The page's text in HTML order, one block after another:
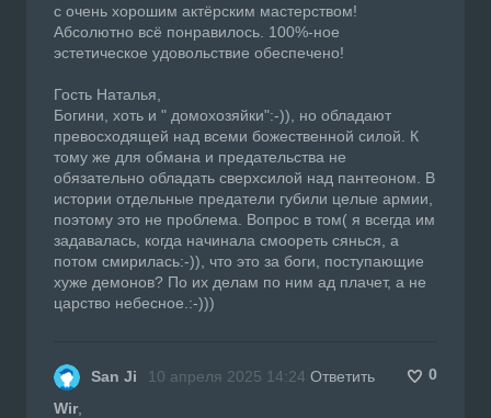
с очень хорошим актёрским мастерством!
Абсолютно всё понравилось. 100%-ное
эстетическое удовольствие обеспечено!
Гость Наталья,
Богини, хоть и " домохозяйки":-)), но обладают
превосходящей над всеми божественной силой. К
тому же для обмана и предательства не
обязательно обладать сверхсилой над пантеоном. В
истории отдельные предатели губили целые армии,
поэтому это не проблема. Вопрос в том( я всегда им
задавалась, когда начинала смоореть сянься, а
потом смирилась:-)), что это за боги, поступающие
хуже демонов? По их делам по ним ад плачет, а не
царство небесное.:-)))
San Ji 10 апреля 2025 14:24 Ответить
0
Wir,